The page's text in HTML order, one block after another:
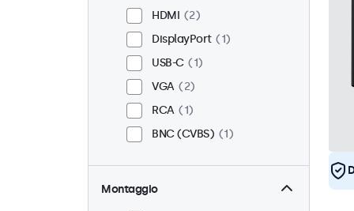
HDMI
2
DisplayPort
1
USB-C
1
VGA
2
RCA
1
BNC (CVBS)
1
Montaggio